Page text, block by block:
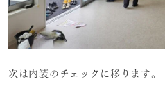
次は内装のチェックに移ります。